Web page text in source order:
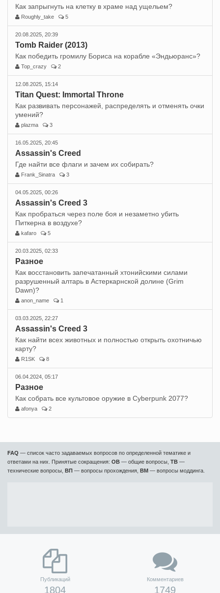
Как запрыгнуть на клетку в храме над ущельем?
Roughly_take 5
20.08.2025, 20:39
Tomb Raider (2013)
Как победить громилу Бориса на корабле «Эндьюранс»?
Top_crazy 2
12.08.2025, 15:14
Titan Quest: Immortal Throne
Как развивать персонажей, распределять и отменять очки
умений?
plazma 3
16.05.2025, 20:45
Assassin's Creed
Где найти все флаги и зачем их собирать?
Frank_Sinatra 3
04.05.2025, 00:26
Assassin's Creed 3
Как пробраться через поле боя и незаметно убить
Питкерна в воздухе?
kafaro 5
20.03.2025, 02:33
Разное
Как восстановить запечатанный хтонийскими силами
разрушенный алтарь в Астеркарнской долине (Grim
Dawn)?
anon_name 1
03.03.2025, 22:27
Assassin's Creed 3
Как найти всех животных и полностью открыть охотничью
карту?
R1SK 8
06.04.2024, 05:17
Разное
Как собрать все культовое оружие в Cyberpunk 2077?
afonya 2
FAQ — список часто задаваемых вопросов по определенной тематике и
ответами на них. Принятые сокращения: ОВ — общие вопросы, ТВ —
технические вопросы, ВП — вопросы прохождения, ВМ — вопросы моддинга.
Публикаций
1804
Комментариев
1749